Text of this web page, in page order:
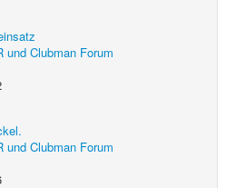
und Clubman Forum
und Clubman Forum